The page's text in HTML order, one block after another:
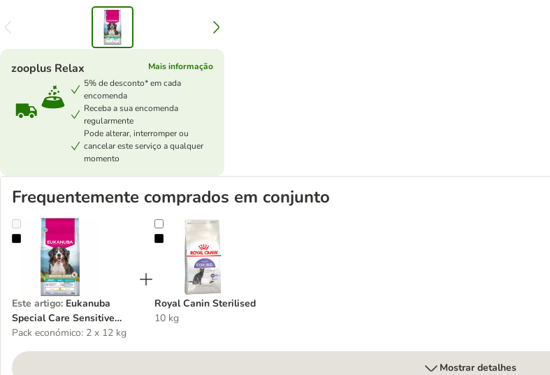
zooplus Relax
Mais informação
5% de desconto* em cada
encomenda
Receba a sua encomenda
regularmente
Pode alterar, interromper ou
cancelar este serviço a qualquer
momento
Frequentemente comprados em conjunto
Eukanuba Special Care Sensitive Joints Adult
Este artigo: Eukanuba
Special Care Sensitive
Joints Adult
Pack económico: 2 x 12 kg
Royal Canin Sterilised
Royal Canin Sterilised
10 kg
Mostrar detalhes